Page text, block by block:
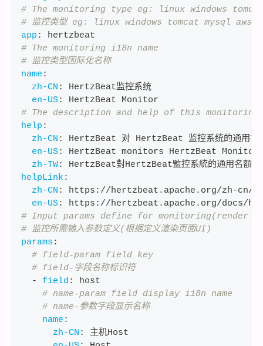
# The monitoring type eg: linux windows
# 监控类型 eg: linux windows tomcat mysql
app :
hertzbeat
# The monitoring i18n name
# 监控类型国际化名称
name :
zh-CN :
HertzBeat监控系统
en-US:
HertzBeat Monitor
# The description and help of this monitoring
help :
zh-CN :
HertzBeat 对 HertzBeat 监控系统的通用指
en-US:
HertzBeat monitors HertzBeat
zh-TW:
HertzBeat對HertzBeat監控系統的通用名額
helpLink :
zh-CN : https : //hertzbeat.apache.org/zh-cn/
en-US: https : //hertzbeat.apache.org/docs/
# Input params define for monitoring(render
# 监控所需输入参数定义(根据定义渲染页面UI)
params :
# field-param field key
# field-字段名称标识符
-
field :
host
# name-param field display i18n name
# name-参数字段显示名称
name :
zh-CN :
主机Host